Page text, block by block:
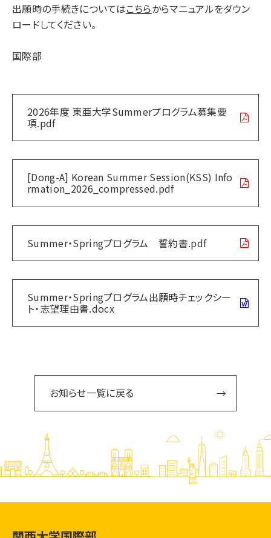
出願時の手続きについてはこちらからマニュアルをダウン
ロードしてください。
国際部
2026年度 東亜大学Summerプログラム募集要
項.pdf
[Dong-A] Korean Summer Session(KSS) Info
rmation_2026_compressed.pdf
Summer・Springプログラム 誓約書.pdf
Summer・Springプログラム出願時チェックシー
ト・志望理由書.docx
お知らせ一覧に戻る